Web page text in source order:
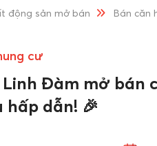
động sản mở bán Bán căn
cư
Linh Đàm mở bán
hấp dẫn! 🎉